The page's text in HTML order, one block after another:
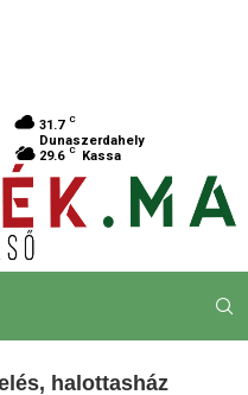
31.7 C
Dunaszerdahely
29.6 C Kassa
halottasház